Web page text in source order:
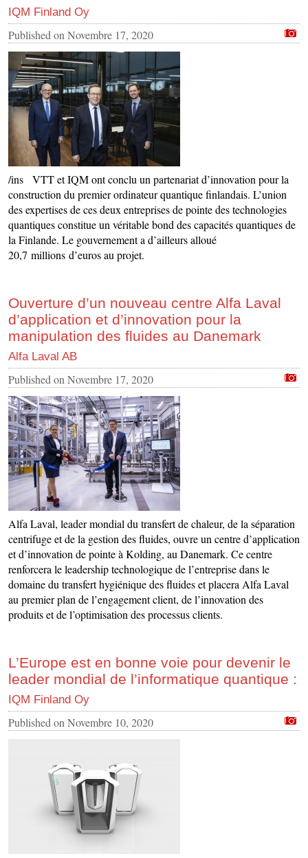
IQM Finland Oy
Published on Novembre 17, 2020
/ins VTT et IQM ont conclu un partenariat d’innovation pour la
construction du premier ordinateur quantique finlandais. L’union
des expertises de ces deux entreprises de pointe des technologies
quantiques constitue un véritable bond des capacités quantiques de
la Finlande. Le gouvernement a d’ailleurs alloué
20,7 millions d’euros au projet.
Ouverture d’un nouveau centre Alfa Laval
d’application et d’innovation pour la
manipulation des fluides au Danemark
Alfa Laval AB
Published on Novembre 17, 2020
Alfa Laval, leader mondial du transfert de chaleur, de la séparation
centrifuge et de la gestion des fluides, ouvre un centre d’application
et d’innovation de pointe à Kolding, au Danemark. Ce centre
renforcera le leadership technologique de l’entreprise dans le
domaine du transfert hygiénique des fluides et placera Alfa Laval
au premier plan de l’engagement client, de l’innovation des
produits et de l’optimisation des processus clients.
L’Europe est en bonne voie pour devenir le
leader mondial de l’informatique quantique :
IQM Finland Oy
Published on Novembre 10, 2020